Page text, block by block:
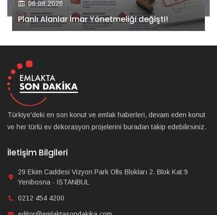
Kiler GYO’dan Pendik Dolayoba projesiyle ilgili
önemli adım!
Türkiye'deki en son konut ve emlak haberleri, devam eden konut
ve her türlü ev dekorasyon projelerini buradan takip edebilirsiniz.
İletişim Bilgileri
29 Ekim Caddesi Vizyon Park Ofis Blokları 2. Blok Kat:9
Yenibosna - İSTANBUL
0212 454 4200